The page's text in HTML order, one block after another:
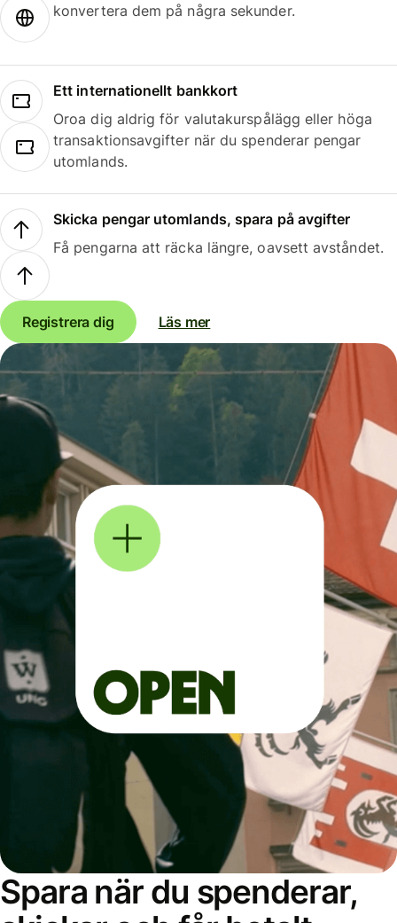
konvertera dem på några sekunder.
Ett internationellt bankkort
Oroa dig aldrig för valutakurspålägg eller höga
transaktionsavgifter när du spenderar pengar
utomlands.
Skicka pengar utomlands, spara på avgifter
Få pengarna att räcka längre, oavsett avståndet.
Registrera dig Läs mer
Spara när du spenderar,